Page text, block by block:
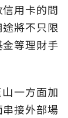
用卡的問
將不只限
等理財手
一方面加
接外部場